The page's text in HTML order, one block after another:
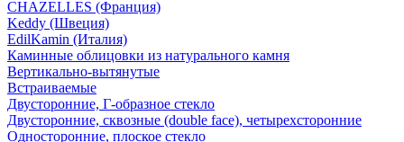
CHAZELLES (Франция)
Keddy (Швеция)
EdilKamin (Италия)
Каминные облицовки из натурального камня
Вертикально-вытянутые
Встраиваемые
Двусторонние, Г-образное стекло
Двусторонние, сквозные (double face), четырехсторонние
Односторонние, плоское стекло